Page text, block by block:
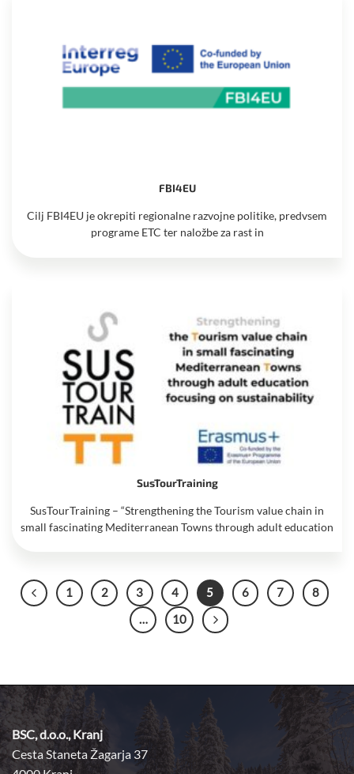
FBI4EU
Cilj FBI4EU je okrepiti regionalne razvojne politike, predvsem
programe ETC ter naložbe za rast in
SusTourTraining
SusTourTraining – “Strengthening the Tourism value chain in
small fascinating Mediterranean Towns through adult education
1 2 3 4 5 6 7
8
…
10
BSC, d.o.o., Kranj
Cesta Staneta Žagarja 37